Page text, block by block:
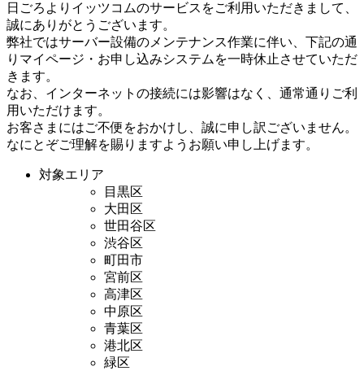
日ごろよりイッツコムのサービスをご利用いただきまして、
誠にありがとうございます。
弊社ではサーバー設備のメンテナンス作業に伴い、下記の通
りマイページ・お申し込みシステムを一時休止させていただ
きます。
なお、インターネットの接続には影響はなく、通常通りご利
用いただけます。
お客さまにはご不便をおかけし、誠に申し訳ございません。
なにとぞご理解を賜りますようお願い申し上げます。
対象エリア
目黒区
大田区
世田谷区
渋谷区
町田市
宮前区
高津区
中原区
青葉区
港北区
緑区